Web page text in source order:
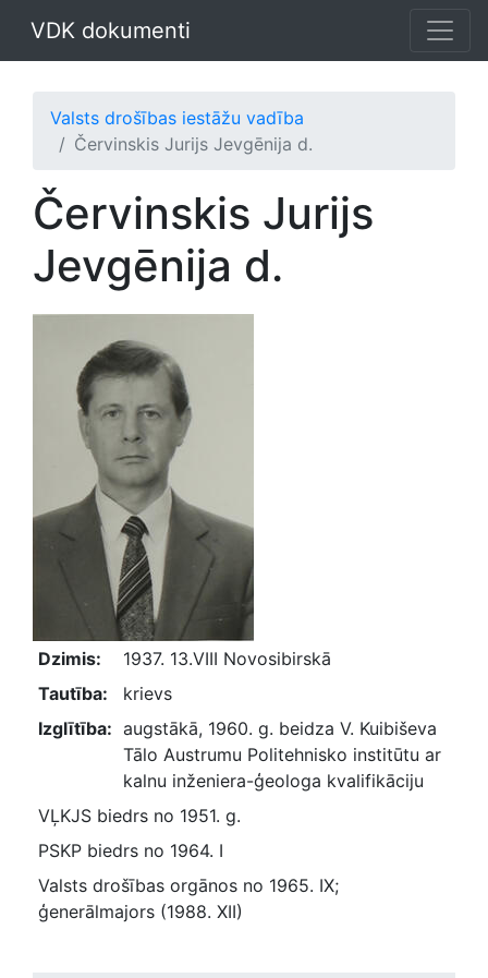
VDK dokumenti
Valsts drošības iestāžu vadība
Červinskis Jurijs Jevgēnija d.
Červinskis Jurijs
Jevgēnija d.
Dzimis:
1937. 13.VIII Novosibirskā
Tautība:
krievs
Izglītība: augstākā, 1960. g. beidza V. Kuibiševa
Tālo Austrumu Politehnisko institūtu ar
kalnu inženiera-ģeologa kvalifikāciju
VĻKJS biedrs no 1951. g.
PSKP biedrs no 1964. I
Valsts drošības orgānos no 1965. IX;
ģenerālmajors (1988. XII)